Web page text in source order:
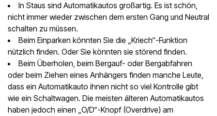
In Staus sind Automatikautos großartig. Es ist schön,
nicht immer wieder zwischen dem ersten Gang und Neutral
schalten zu müssen.
Beim Einparken könnten Sie die „Kriech“-Funktion
nützlich finden. Oder Sie könnten sie störend finden.
Beim Überholen, beim Bergauf- oder Bergabfahren
oder beim Ziehen eines Anhängers finden manche Leute,
dass ein Automatikauto ihnen nicht so viel Kontrolle gibt
wie ein Schaltwagen. Die meisten älteren Automatikautos
haben jedoch einen „O/D“-Knopf (Overdrive) am